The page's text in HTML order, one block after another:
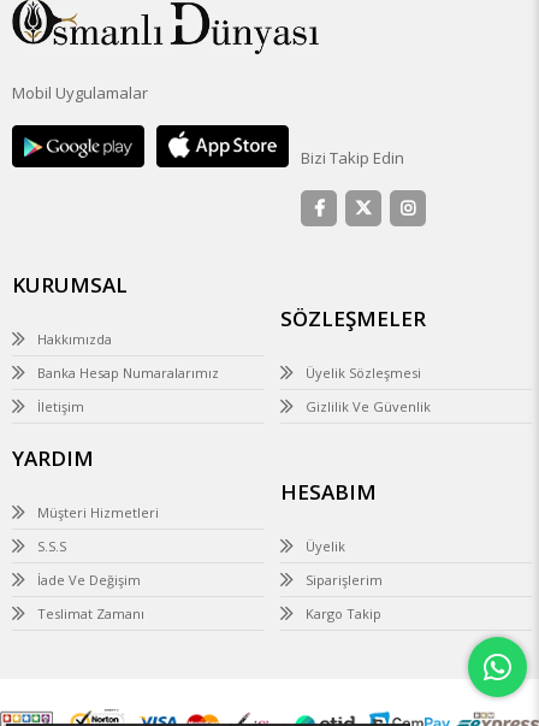
Mobil Uygulamalar
Bizi Takip Edin
KURUMSAL
Hakkımızda
Banka Hesap Numaralarımız
İletişim
SÖZLEŞMELER
Üyelik Sözleşmesi
Gizlilik Ve Güvenlik
YARDIM
Müşteri Hizmetleri
S.S.S
İade Ve Değişim
Teslimat Zamanı
HESABIM
Üyelik
Siparişlerim
Kargo Takip